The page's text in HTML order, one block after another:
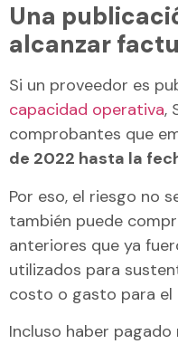
Una
alcanzar
Si un proveedor es
capacidad operativa,
comprobantes que
de 2022 hasta la
Por eso, el riesgo no
también puede
anteriores que ya
utilizados para
costo o gasto para el
Incluso haber